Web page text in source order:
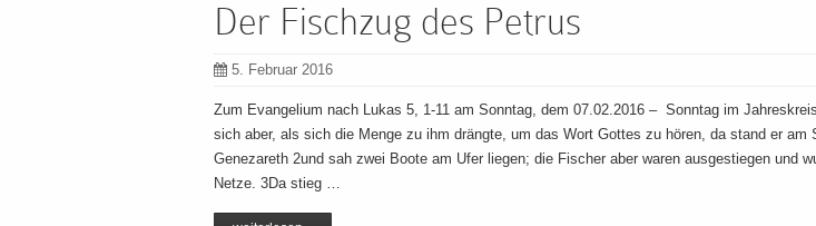
Der Fischzug des Petrus
5. Februar 2016
Zum Evangelium nach Lukas 5, 1-11 am Sonntag, dem 07.02.2016 – Sonntag im
sich aber, als sich die Menge zu ihm drängte, um das Wort Gottes zu hören, da stand er am
Genezareth 2und sah zwei Boote am Ufer liegen; die Fischer aber waren ausgestiegen und
Netze. 3Da stieg …